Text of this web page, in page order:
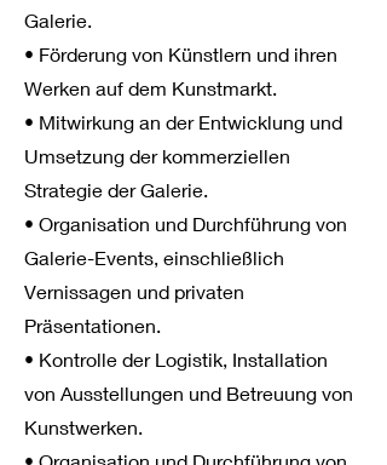
Galerie.
• Förderung von Künstlern und ihren
Werken auf dem Kunstmarkt.
• Mitwirkung an der Entwicklung und
Umsetzung der kommerziellen
Strategie der Galerie.
• Organisation und Durchführung von
Galerie-Events, einschließlich
Vernissagen und privaten
Präsentationen.
• Kontrolle der Logistik, Installation
von Ausstellungen und Betreuung von
Kunstwerken.